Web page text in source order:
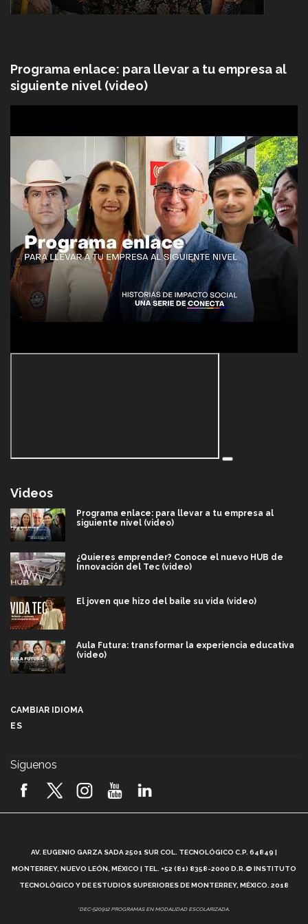
Programa enlace: para llevar a tu empresa al
siguiente nivel (video)
Videos
Programa enlace: para llevar a tu empresa al
siguiente nivel (video)
¿Quieres emprender? Conoce el nuevo HUB de
Innovación del Tec (video)
El joven que hizo del baile su vida (video)
Aula Futura: transformar la experiencia educativa
(video)
2026! (video)
¿Cómo es el Modelo Educativo Tec? (video)
Vida Tec: Feminismo e Inteligencia Artificial, Paola
CAMBIAR IDIOMA
ES
Síguenos
AV. EUGENIO GARZA SADA 2501 SUR COL. TECNOLÓGICO C.P. 64849 |
MONTERREY, NUEVO LEÓN, MÉXICO | TEL. +52 (81) 8358-2000 D.R.© INSTITUTO
TECNOLÓGICO Y DE ESTUDIOS SUPERIORES DE MONTERREY, MÉXICO. 2018
*DEC-520912 PROGRAMAS EN MODALIDAD ESCOLARIZADA.